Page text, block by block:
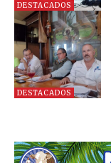
DESTACADOS
DESTACADOS